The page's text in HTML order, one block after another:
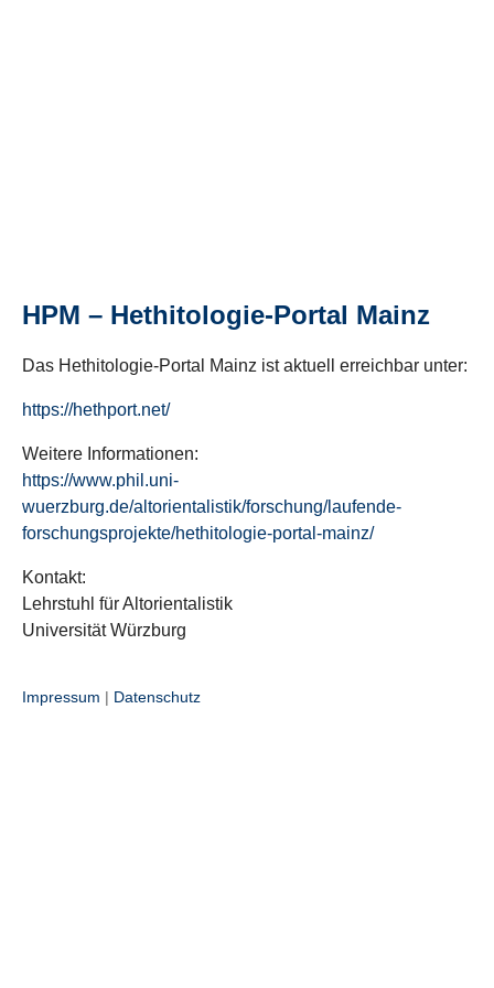
HPM – Hethitologie-Portal Mainz
Das Hethitologie-Portal Mainz ist aktuell erreichbar unter:
https://hethport.net/
Weitere Informationen:
https://www.phil.uni-
wuerzburg.de/altorientalistik/forschung/laufende-
forschungsprojekte/hethitologie-portal-mainz/
Kontakt:
Lehrstuhl für Altorientalistik
Universität Würzburg
Impressum | Datenschutz